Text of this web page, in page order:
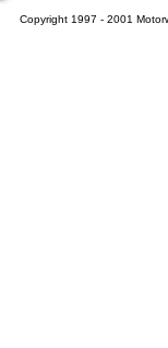
Copyright 1997 - 2001